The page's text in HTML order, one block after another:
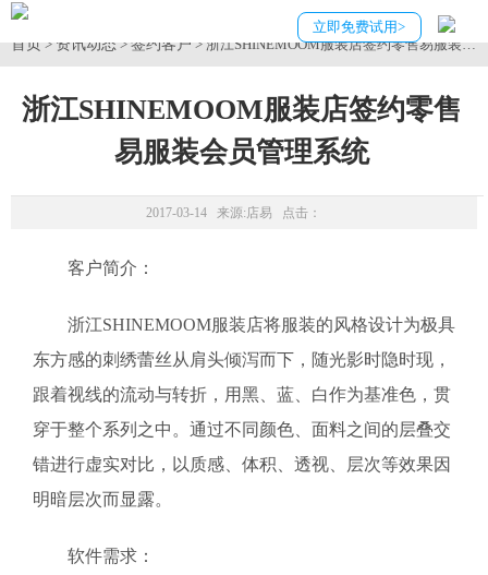
立即免费试用>
首页>资讯动态>签约客户> 浙江SHINEMOOM服装店签约零售易服装会
浙江SHINEMOOM服装店签约零售
易服装会员管理系统
2017-03-14 来源:店易 点击：
客户简介：
浙江SHINEMOOM服装店将服装的风格设计为极具
东方感的刺绣蕾丝从肩头倾泻而下，随光影时隐时现，
跟着视线的流动与转折，用黑、蓝、白作为基准色，贯
穿于整个系列之中。通过不同颜色、面料之间的层叠交
错进行虚实对比，以质感、体积、透视、层次等效果因
明暗层次而显露。
软件需求：